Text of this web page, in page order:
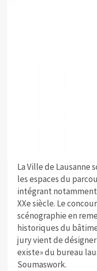
La Ville de
les espaces du
intégrant
XXe siècle. Le
scénographie en
historiques du
jury vient de
existe» du bureau
Soumaswork.